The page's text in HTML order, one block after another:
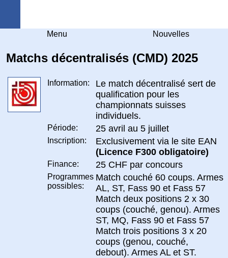
Menu Nouvelles
Matchs décentralisés (CMD) 2025
Information:
Le match décentralisé sert de
qualification pour les
championnats suisses
individuels.
Période: 25 avril au 5 juillet
Inscription:
Exclusivement via le site EAN
(Licence F300 obligatoire)
Finance: 25 CHF par concours
Programmes
possibles:
Match couché 60 coups. Armes
AL, ST, Fass 90 et Fass 57
Match deux positions 2 x 30
coups (couché, genou). Armes
ST, MQ, Fass 90 et Fass 57
Match trois positions 3 x 20
coups (genou, couché,
debout). Armes AL et ST.